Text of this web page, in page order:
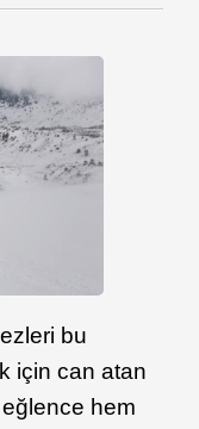
bu
için can atan
hem